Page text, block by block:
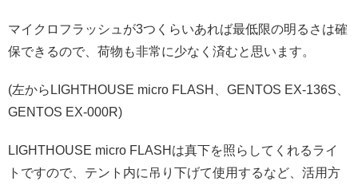
マイクロフラッシュが3つくらいあれば最低限の明るさは確
保できるので、荷物も非常に少なく済むと思います。
(左からLIGHTHOUSE micro FLASH、GENTOS EX-136S、
GENTOS EX-000R)
LIGHTHOUSE micro FLASHは真下を照らしてくれるライ
トですので、テント内に吊り下げて使用するなど、活用方